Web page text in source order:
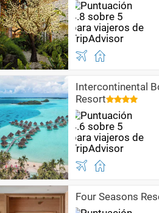
Intercontinental
Resort
Four Seasons